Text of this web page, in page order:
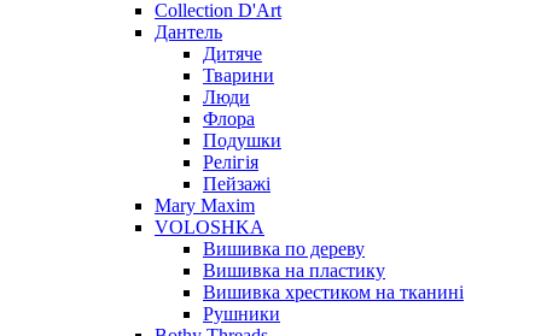
Collection D'Art
Дантель
Дитяче
Тварини
Люди
Флора
Подушки
Релігія
Пейзажі
Mary Maxim
VOLOSHKA
Вишивка по дереву
Вишивка на пластику
Вишивка хрестиком на тканині
Рушники